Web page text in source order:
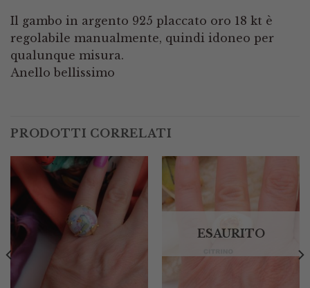
Il gambo in argento 925 placcato oro 18 kt è
regolabile manualmente, quindi idoneo per
qualunque misura.
Anello bellissimo
PRODOTTI CORRELATI
ESAURITO